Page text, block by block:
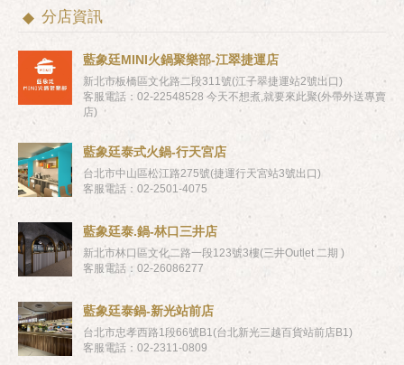
分店資訊
藍象廷MINI火鍋聚樂部-江翠捷運店
新北市板橋區文化路二段311號(江子翠捷運站2號出口)
客服電話：02-22548528 今天不想煮,就要來此聚(外帶外送專賣
店)
藍象廷泰式火鍋-行天宮店
台北市中山區松江路275號(捷運行天宮站3號出口)
客服電話：02-2501-4075
藍象廷泰.鍋-林口三井店
新北市林口區文化二路一段123號3樓(三井Outlet 二期 )
客服電話：02-26086277
藍象廷泰鍋-新光站前店
台北市忠孝西路1段66號B1(台北新光三越百貨站前店B1)
客服電話：02-2311-0809